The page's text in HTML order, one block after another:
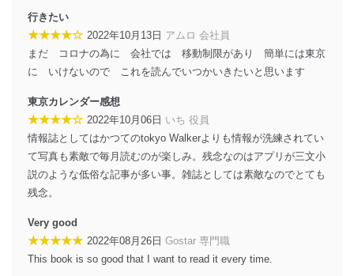
じて、個人情報保護マネジメントシステムを継続的に改
善し、常に最良の状態を維持します。
苦情及び相談受付け窓口
貴殿の個人情報及び当社の個人情報保護マネジメントシ
ステムに関するご相談及び苦情については以下までご連
絡ください。
適切、かつ迅速に対応させていただきます。
株式会社富士山マガジンサービス 個人情報問い合わせ
TEL：0570-200-223
FAX：03-5459-7073
e-mail：
改訂：2025年2月20日
制定：2005年4月1日
行きたい
★★★★☆ 2022年10月13日 アムロ 会社員
まだ コロナの為に 会社では 移動制限があり 簡単には東京
に いけないので これを読んでいつかいきたいと思います
東京カレンダー感想
★★★★☆ 2022年10月06日 いち 役員
情報誌としてはかつてのtokyo Walkerよりも情報が洗練されてい
て写真も素敵で毎月読むのが楽しみ。残念なのはアプリが三文小
説のような低俗な記事が多い事。雑誌としては素敵なのでとても
残念。
Very good
★★★★★ 2022年08月26日 Gostar 専門職
This book is so good that I want to read it every time.